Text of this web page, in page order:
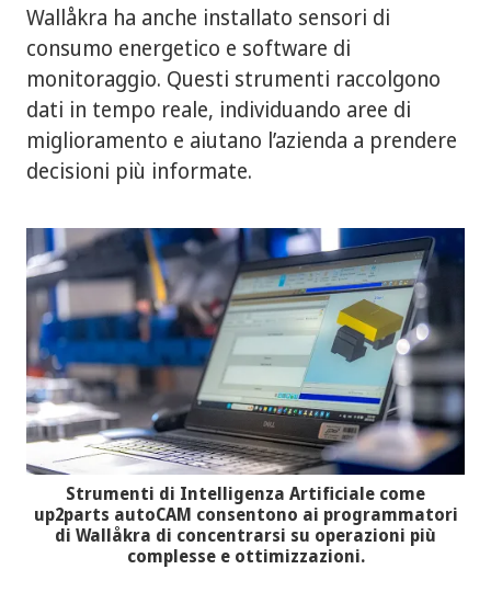
Wallåkra ha anche installato sensori di
consumo energetico e software di
monitoraggio. Questi strumenti raccolgono
dati in tempo reale, individuando aree di
miglioramento e aiutano l’azienda a prendere
decisioni più informate.
Strumenti di Intelligenza Artificiale come
up2parts autoCAM consentono ai programmatori
di Wallåkra di concentrarsi su operazioni più
complesse e ottimizzazioni.